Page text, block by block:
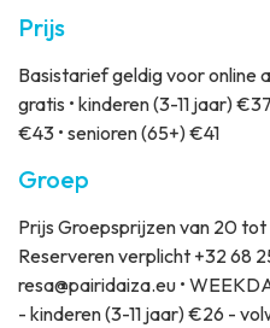
Prijs
Basistarief geldig voor online
gratis • kinderen (3-11 jaar)
€43 • senioren (65+) €41
Groep
Prijs Groepsprijzen van 20
Reserveren verplicht +32 68
resa@pairidaiza.eu •
- kinderen (3-11 jaar) €26 -